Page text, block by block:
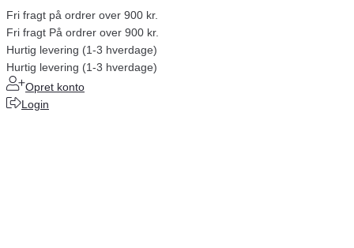
Fri fragt på ordrer over 900 kr.
Fri fragt På ordrer over 900 kr.
Hurtig levering (1-3 hverdage)
Hurtig levering (1-3 hverdage)
Opret konto
Login